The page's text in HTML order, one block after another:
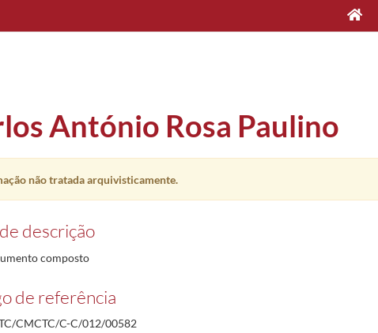
António Rosa Paulino
não tratada arquivisticamente.
descrição
composto
de referência
CMCTC/C-C/012/00582